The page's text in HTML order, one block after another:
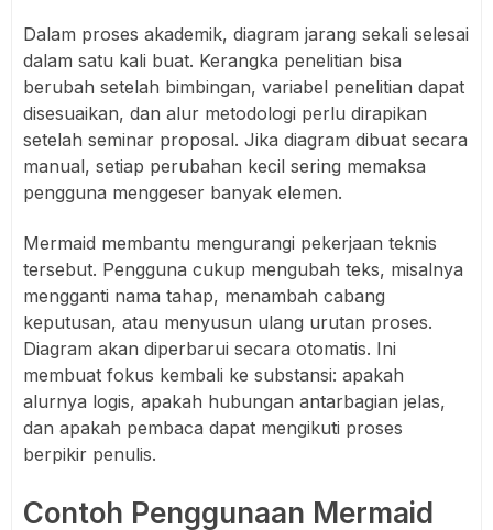
Dalam proses akademik, diagram jarang sekali selesai
dalam satu kali buat. Kerangka penelitian bisa
berubah setelah bimbingan, variabel penelitian dapat
disesuaikan, dan alur metodologi perlu dirapikan
setelah seminar proposal. Jika diagram dibuat secara
manual, setiap perubahan kecil sering memaksa
pengguna menggeser banyak elemen.
Mermaid membantu mengurangi pekerjaan teknis
tersebut. Pengguna cukup mengubah teks, misalnya
mengganti nama tahap, menambah cabang
keputusan, atau menyusun ulang urutan proses.
Diagram akan diperbarui secara otomatis. Ini
membuat fokus kembali ke substansi: apakah
alurnya logis, apakah hubungan antarbagian jelas,
dan apakah pembaca dapat mengikuti proses
berpikir penulis.
Contoh Penggunaan Mermaid